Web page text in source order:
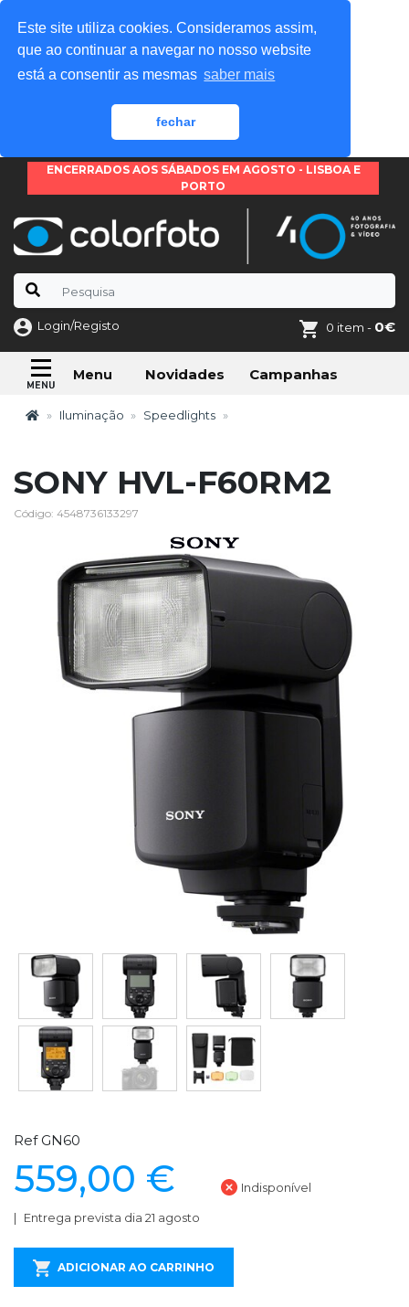
Este site utiliza cookies. Consideramos assim,
que ao continuar a navegar no nosso website
está a consentir as mesmas saber mais
fechar
ENCERRADOS AOS SÁBADOS EM AGOSTO - LISBOA E
PORTO
Login/Registo 0 item - 0€
Menu Novidades Campanhas
Iluminação Speedlights
SONY HVL-F60RM2
Código: 4548736133297
Ref GN60
559,00 € Indisponível
Entrega prevista dia 21 agosto
ADICIONAR AO CARRINHO